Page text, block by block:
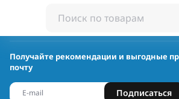
Получайте рекомендации и выгодные
почту
Подписаться